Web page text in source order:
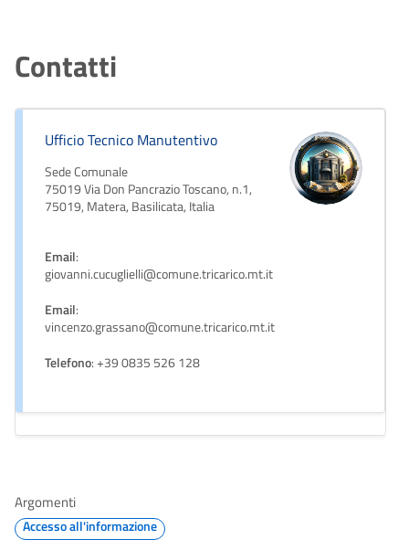
Contatti
Ufficio Tecnico Manutentivo
Sede Comunale
75019 Via Don Pancrazio Toscano, n.1,
75019, Matera, Basilicata, Italia
Email:
giovanni.cucuglielli@comune.tricarico.mt.it
Email:
vincenzo.grassano@comune.tricarico.mt.it
Telefono: +39 0835 526 128
Argomenti
Accesso all'informazione